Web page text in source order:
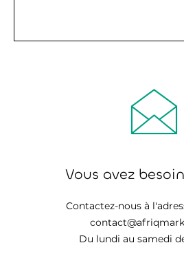
Vous avez
Contactez-nous à
Du lundi au samedi